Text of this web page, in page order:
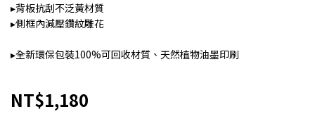
▸背板抗刮不泛黃材質
▸側框內減壓鑽紋雕花
▸全新環保包裝100%可回收材質、天然植物油墨印刷
NT$1,180